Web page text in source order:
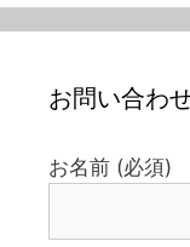
お問い合わ
お名前 (必須)